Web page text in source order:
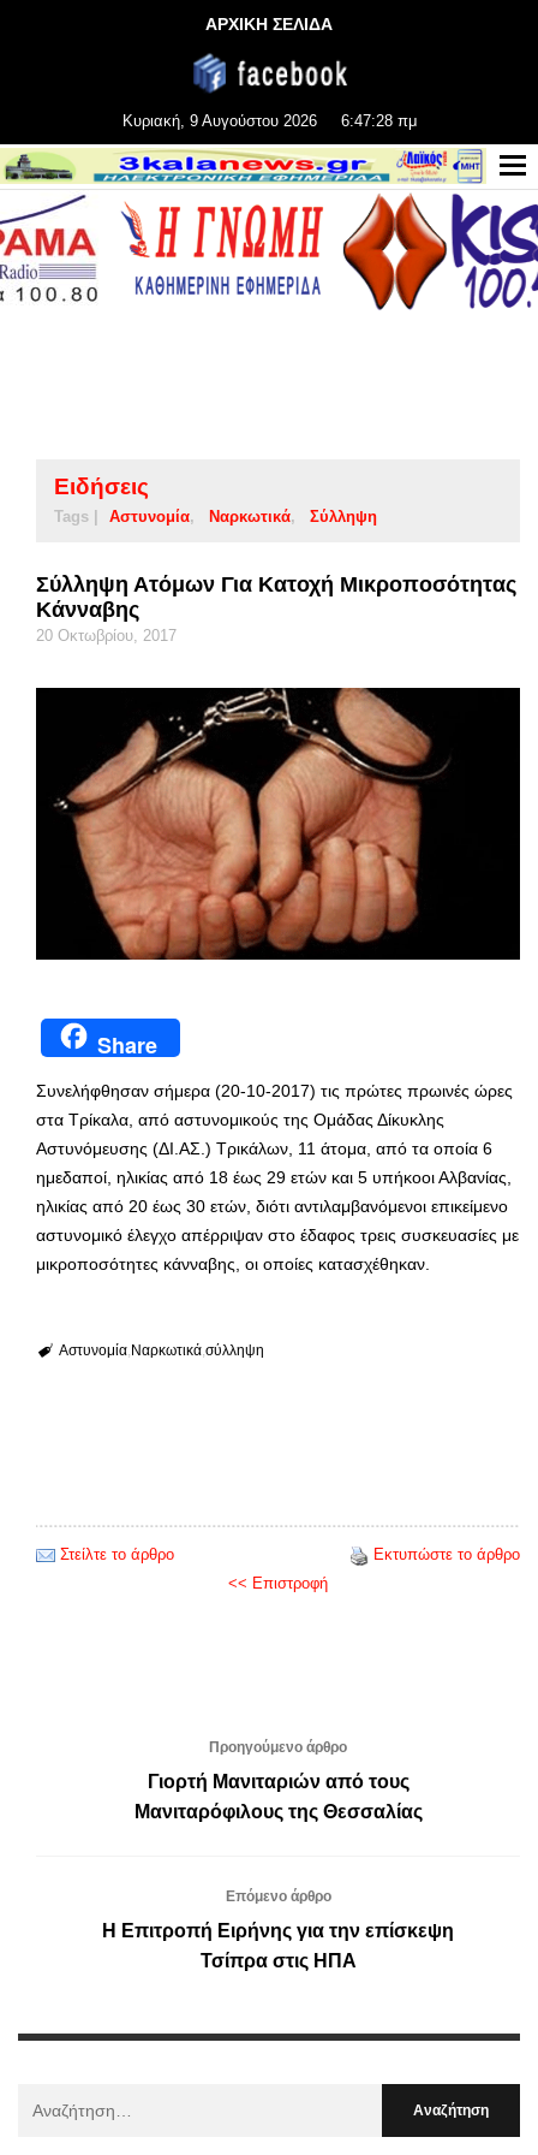
ΑΡΧΙΚΗ ΣΕΛΙΔΑ
Κυριακή, 9 Αυγούστου 2026 6:47:29 πμ
Ειδήσεις
Tags | Αστυνομία Ναρκωτικά Σύλληψη
Σύλληψη Ατόμων Για Κατοχή Μικροποσότητας
Κάνναβης
20 Οκτωβρίου, 2017
Share
Συνελήφθησαν σήμερα (20-10-2017) τις πρώτες πρωινές ώρες
στα Τρίκαλα, από αστυνομικούς της Ομάδας Δίκυκλης
Αστυνόμευσης (ΔΙ.ΑΣ.) Τρικάλων, 11 άτομα, από τα οποία 6
ημεδαποί, ηλικίας από 18 έως 29 ετών και 5 υπήκοοι Αλβανίας,
ηλικίας από 20 έως 30 ετών, διότι αντιλαμβανόμενοι επικείμενο
αστυνομικό έλεγχο απέρριψαν στο έδαφος τρεις συσκευασίες με
μικροποσότητες κάνναβης, οι οποίες κατασχέθηκαν.
Αστυνομία Ναρκωτικά σύλληψη
Στείλτε το άρθρο
Εκτυπώστε το άρθρο
<< Επιστροφή
Προηγούμενο άρθρο
Γιορτή Μανιταριών από τους
Μανιταρόφιλους της Θεσσαλίας
Επόμενο άρθρο
Η Επιτροπή Ειρήνης για την επίσκεψη
Τσίπρα στις ΗΠΑ